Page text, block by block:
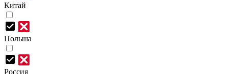
Китай
Польша
Россия